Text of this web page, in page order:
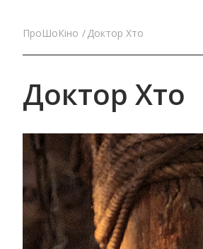
ПроШоКіно Доктор Хто
Доктор Хто